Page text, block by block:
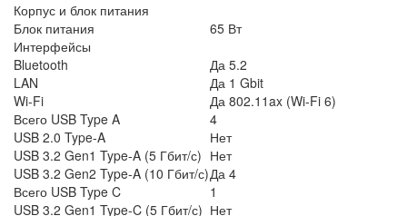
Корпус и блок питания
Блок питания
65 Вт
Интерфейсы
Bluetooth
Да 5.2
LAN
Да 1 Gbit
Wi-Fi
Да 802.11ax (Wi-Fi 6)
Всего USB Type A
4
USB 2.0 Type-A
Нет
USB 3.2 Gen1 Type-A (5 Гбит/с) Нет
USB 3.2 Gen2 Type-A (10 Гбит/с)Да 4
Всего USB Type C
1
USB 3.2 Gen1 Type-C (5 Гбит/с) Нет